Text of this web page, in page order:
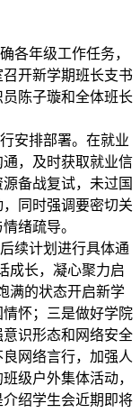
年级工作任务，
开新学期班长支书
陈子璇和全体班长
安排部署。在就业
，及时获取就业信
备战复试，未过国
同时强调要密切关
绪疏导。
续计划进行具体通
成长，凝心聚力启
满的状态开启新学
怀；三是做好学院
识形态和网络安全
网络言行，加强人
级户外集体活动，
绍学生会近期即将